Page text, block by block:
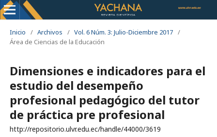
Inicio / Archivos / Vol. 6 Núm. 3: Julio-Diciembre 2017 /
Área de Ciencias de la Educación
Dimensiones e indicadores para el
estudio del desempeño
profesional pedagógico del tutor
de práctica pre profesional
http://repositorio.ulvr.edu.ec/handle/44000/3619